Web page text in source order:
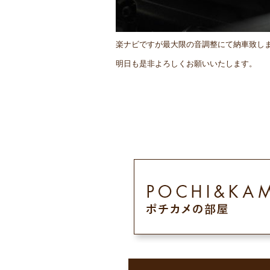
楽ナビですが最大限の音調整にて納車致し
明日も是非よろしくお願いいたします。